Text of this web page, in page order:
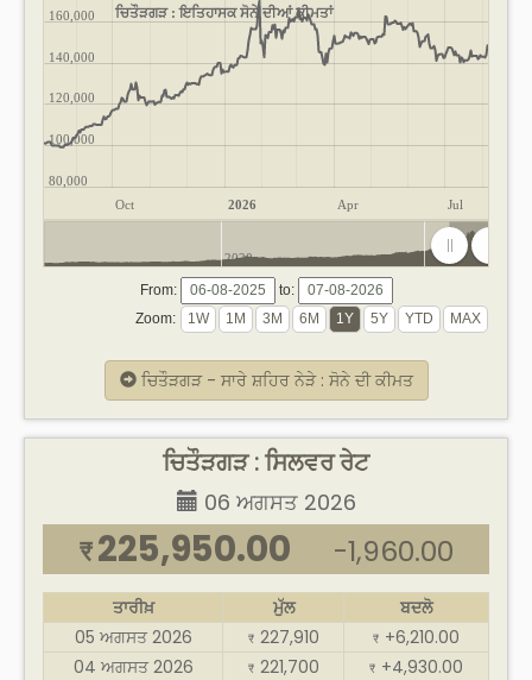
ਚਿਤੌੜਗੜ : ਇਤਿਹਾਸਕ ਸੋਨੇ ਦੀਆਂ ਕੀਮਤਾਂ
Oct 2026 Apr Jul
80,000
100,000
120,000
140,000
160,000
2020 2025
From:
to:
Zoom:
ਚਿਤੌੜਗੜ - ਸਾਰੇ ਸ਼ਹਿਰ ਨੇੜੇ : ਸੋਨੇ ਦੀ ਕੀਮਤ
ਚਿਤੌੜਗੜ : ਸਿਲਵਰ ਰੇਟ
06 ਅਗਸਤ 2026
₹ 225,950.00 -1,960.00
ਤਾਰੀਖ਼ ਮੁੱਲ
ਬਦਲੋ
05 ਅਗਸਤ 2026
₹ 227,910 ₹ +6,210.00
04 ਅਗਸਤ 2026
₹ 221,700 ₹ +4,930.00